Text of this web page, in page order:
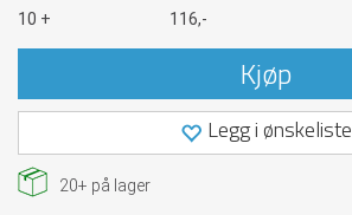
10 +
116,-
Kjøp
Legg i ønskeliste
20+ på lager